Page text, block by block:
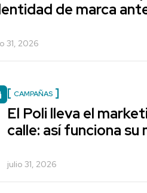
de marca
31, 2026
CAMPAÑAS
El Poli lleva el
calle: así funciona
julio 31, 2026